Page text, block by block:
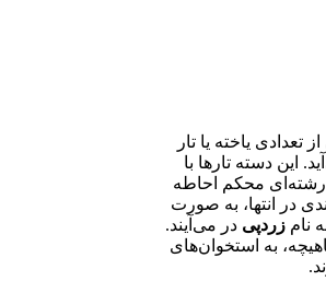
تعدادی یاخته یا تار
این دسته تارها با
رشته‌ای محکم احاطه
در انتها، به صورت
نام زردپی در می‌آیند.
به استخوان‌های